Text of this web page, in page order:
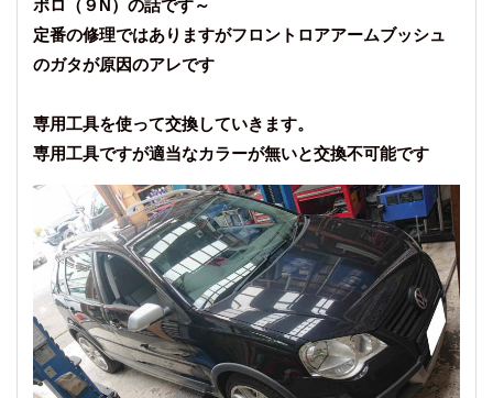
ポロ（９N）の話です～
定番の修理ではありますがフロントロアアームブッシュ
のガタが原因のアレです
専用工具を使って交換していきます。
専用工具ですが適当なカラーが無いと交換不可能です